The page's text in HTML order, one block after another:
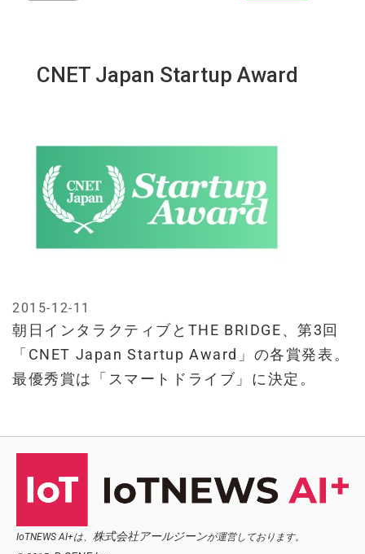
CNET Japan Startup Award
朝日インタラクティブとTHE BRIDGE、第3回
「CNET Japan Startup Award」の各賞発表。
最優秀賞は「スマートドライブ」に決定。
2015-12-11
IoTNEWS AI+は、 株式会社アールジーンが運営しております。